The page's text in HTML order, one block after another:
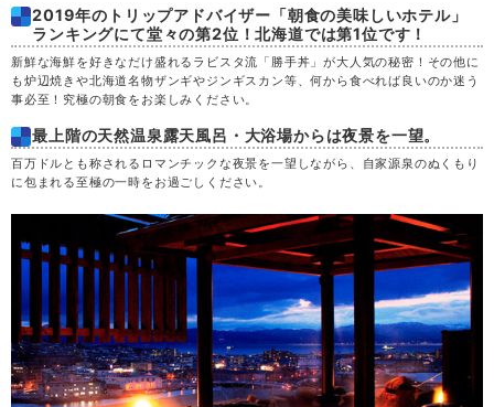
2019年のトリップアドバイザー「朝食の美味しいホテル」
ランキングにて堂々の第2位！北海道では第1位です！
新鮮な海鮮を好きなだけ盛れるラビスタ流「勝手丼」が大人気の秘密！その他に
も炉辺焼きや北海道名物ザンギやジンギスカン等、何から食べれば良いのか迷う
事必至！究極の朝食をお楽しみください。
最上階の天然温泉露天風呂・大浴場からは夜景を一望。
百万ドルとも称されるロマンチックな夜景を一望しながら、自家源泉のぬくもり
に包まれる至極の一時をお過ごしください。